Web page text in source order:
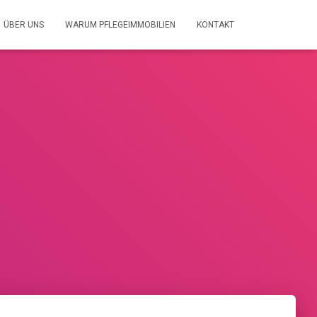
ÜBER UNS WARUM PFLEGEIMMOBILIEN KONTAKT